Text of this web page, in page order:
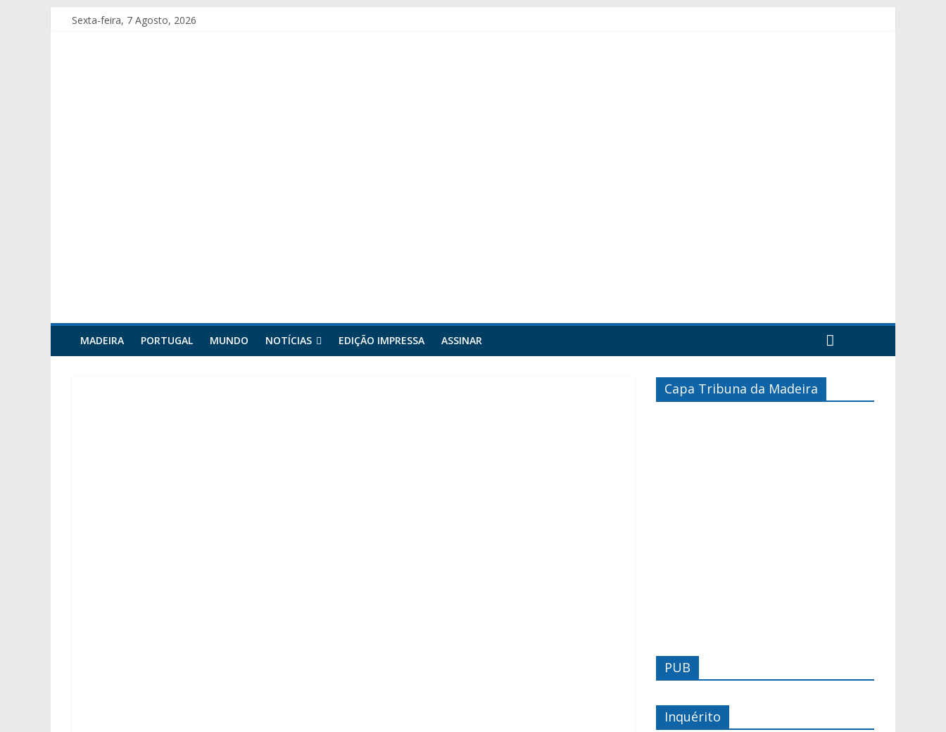
Sexta-feira, 7 Agosto, 2026
MADEIRA PORTUGAL MUNDO NOTÍCIAS EDIÇÃO IMPRESSA ASSINAR
Capa Tribuna da Madeira
PUB
Inquérito